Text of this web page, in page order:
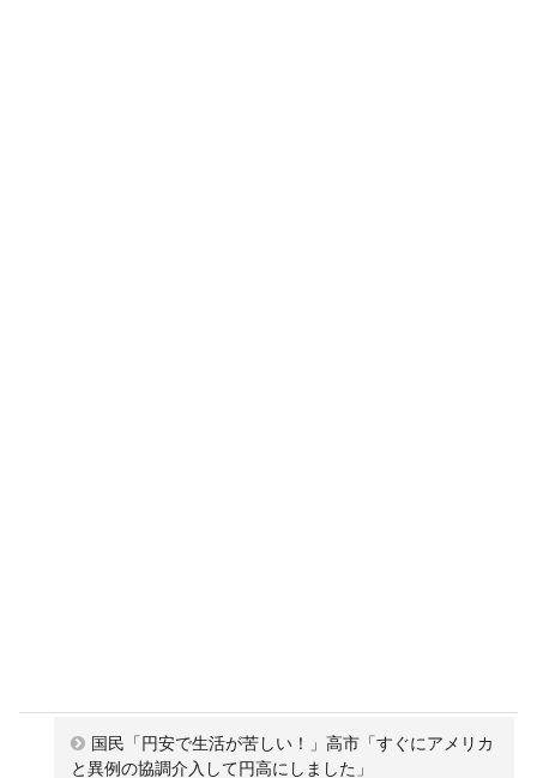
国民「円安で生活が苦しい！」高市「すぐにアメリカ
と異例の協調介入して円高にしました」